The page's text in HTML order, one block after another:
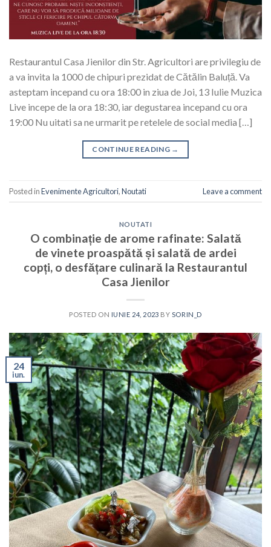
Restaurantul Casa Jienilor din Str. Agricultori are privilegiu de
a va invita la 1000 de chipuri prezidat de Cătălin Baluță. Va
asteptam incepand cu ora 18:00 in ziua de Joi, 13 Iulie Muzica
Live incepe de la ora 18:30, iar degustarea incepand cu ora
19:00 Nu uitati sa ne urmarit pe retelele de social media […]
CONTINUE READING →
Posted inEvenimente Agricultori,Noutati Leave a comment
NOUTATI
O combinație de arome rafinate: Salată
de vinete proaspătă și salată de ardei
copți, o desfățare culinară la Restaurantul
Casa Jienilor
POSTED ON IUNIE 24, 2023 BY SORIN_D
24
iun.